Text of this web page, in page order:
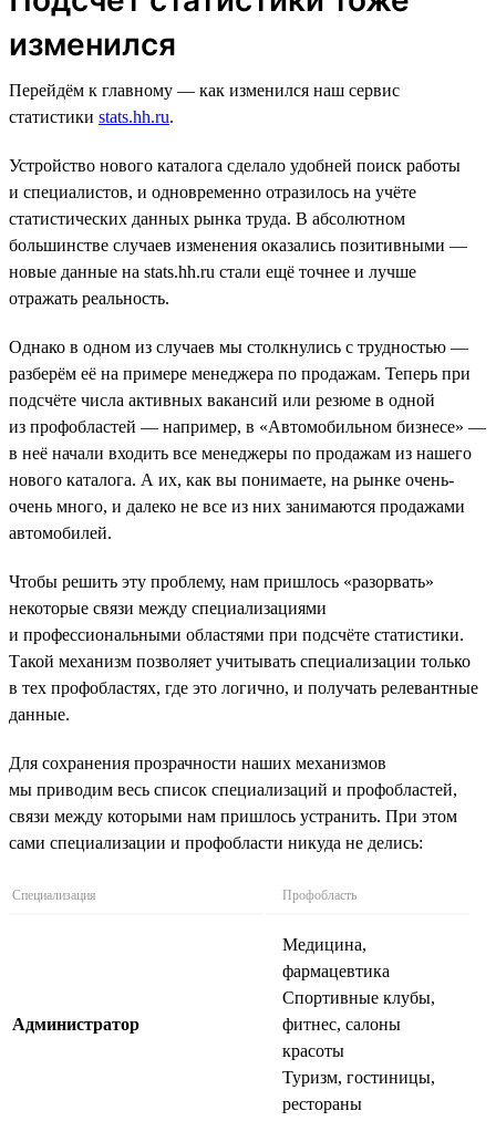
изменился
Перейдём к главному — как изменился наш сервис
статистики stats.hh.ru.
Устройство нового каталога сделало удобней поиск работы
и специалистов, и одновременно отразилось на учёте
статистических данных рынка труда. В абсолютном
большинстве случаев изменения оказались позитивными —
новые данные на stats.hh.ru стали ещё точнее и лучше
отражать реальность.
Однако в одном из случаев мы столкнулись с трудностью —
разберём её на примере менеджера по продажам. Теперь при
подсчёте числа активных вакансий или резюме в одной
из профобластей — например, в «Автомобильном бизнесе» —
в неё начали входить все менеджеры по продажам из нашего
нового каталога. А их, как вы понимаете, на рынке очень-
очень много, и далеко не все из них занимаются продажами
автомобилей.
Чтобы решить эту проблему, нам пришлось «разорвать»
некоторые связи между специализациями
и профессиональными областями при подсчёте статистики.
Такой механизм позволяет учитывать специализации только
в тех профобластях, где это логично, и получать релевантные
данные.
Для сохранения прозрачности наших механизмов
мы приводим весь список специализаций и профобластей,
связи между которыми нам пришлось устранить. При этом
сами специализации и профобласти никуда не делись:
Специализация Профобласть
Администратор
Медицина,
фармацевтика
Спортивные клубы,
фитнес, салоны
красоты
Туризм, гостиницы,
рестораны